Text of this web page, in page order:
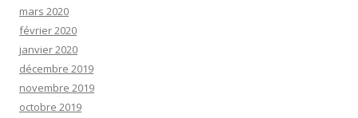
mars 2020
février 2020
janvier 2020
décembre 2019
novembre 2019
octobre 2019